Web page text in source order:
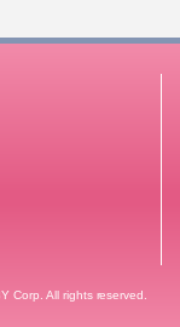
Corp. All rights reserved.